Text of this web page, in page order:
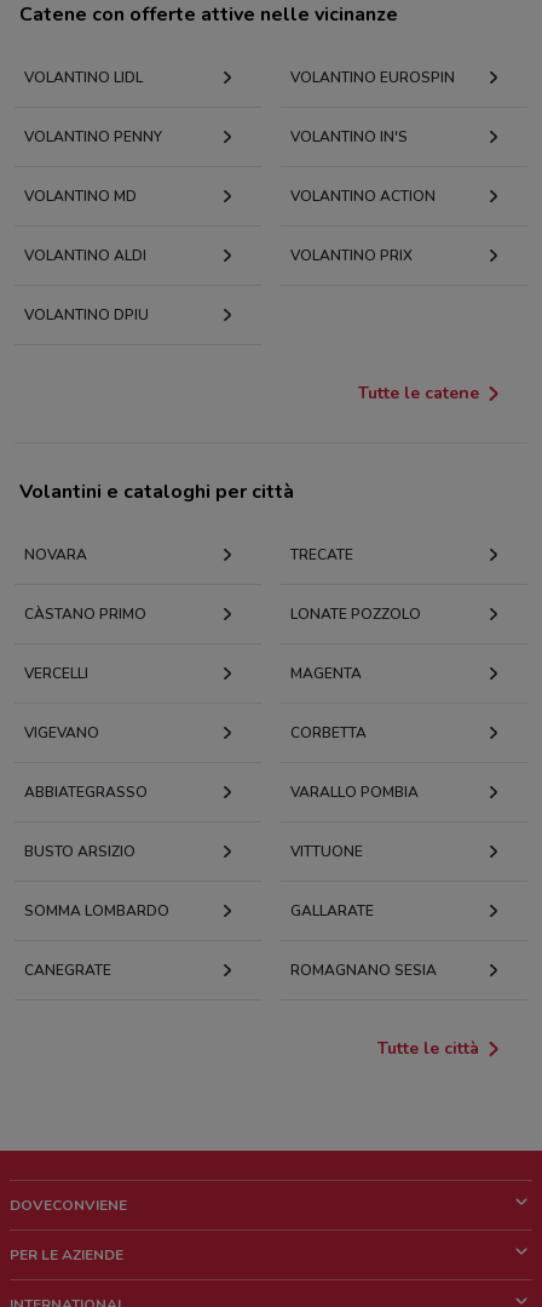
Catene con offerte attive nelle vicinanze
VOLANTINO LIDL VOLANTINO EUROSPIN
VOLANTINO PENNY VOLANTINO IN'S
VOLANTINO MD VOLANTINO ACTION
VOLANTINO ALDI VOLANTINO PRIX
VOLANTINO DPIU
Tutte le catene
Volantini e cataloghi per città
NOVARA TRECATE
CÀSTANO PRIMO LONATE POZZOLO
VERCELLI MAGENTA
VIGEVANO CORBETTA
ABBIATEGRASSO VARALLO POMBIA
BUSTO ARSIZIO VITTUONE
SOMMA LOMBARDO GALLARATE
CANEGRATE ROMAGNANO SESIA
Tutte le città
DOVECONVIENE
Chi siamo
PER LE AZIENDE